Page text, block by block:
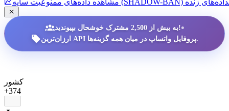
به بیش از 2,500 مشترک خوشحال بپیوندید!•
ارزان‌ترین API پروفایل واتساپ در میان همه گزینه‌ها.
کشور
+374